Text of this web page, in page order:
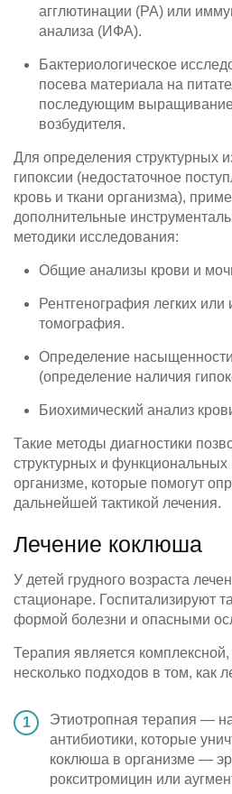
агглютинации (РА) или
анализа (ИФА).
Бактериологическое
посева материала на
последующим
возбудителя.
Для определения структурных
гипоксии (недостаточное
кровь и ткани организма),
дополнительные
методики исследования:
Общие анализы крови и
Рентгенография легких
томография.
Определение
(определение наличия
Биохимический анализ
Такие методы диагностики
структурных и
организме, которые помогут
дальнейшей тактикой лечения.
Лечение коклюша
У детей грудного возраста
стационаре. Госпитализируют
формой болезни и опасными
Терапия является комплексной,
несколько подходов в том, как
Этиотропная терапия —
антибиотики, которые
коклюша в организме —
рокситромицин или